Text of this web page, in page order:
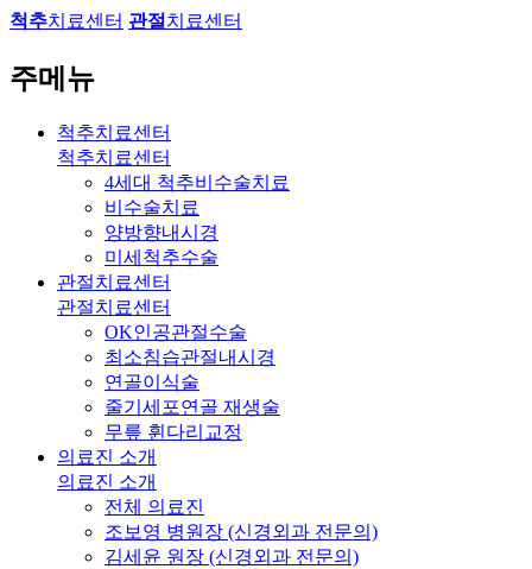
척추치료센터 관절 치료센터
주메뉴
척추치료센터
척추치료센터
4세대 척추비수술치료
비수술치료
양방향내시경
미세척추수술
관절치료센터
관절치료센터
OK인공관절수술
최소침습관절내시경
연골이식술
줄기세포연골 재생술
무릎 휜다리교정
의료진 소개
의료진 소개
전체 의료진
조보영 병원장 (신경외과 전문의)
김세윤 원장 (신경외과 전문의)